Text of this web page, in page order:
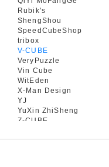
Rubik's
ShengShou
SpeedCubeShop
tribox
V-CUBE
VeryPuzzle
Vin Cube
WitEden
X-Man Design
YJ
YuXin ZhiSheng
Z-CUBE